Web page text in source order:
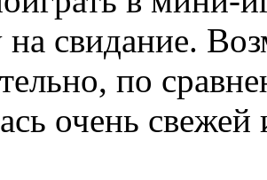
свидание.
по
очень